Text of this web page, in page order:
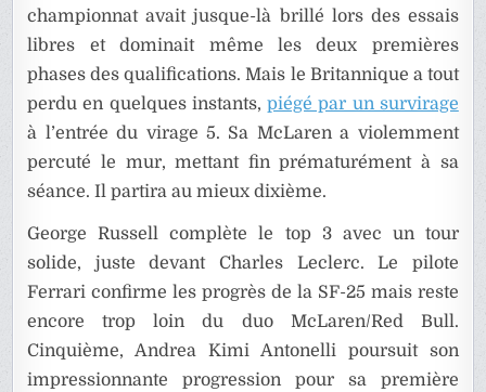
championnat avait jusque-là brillé lors des essais
libres et dominait même les deux premières
phases des qualifications. Mais le Britannique a tout
perdu en quelques instants,piégé par un survirage
à l’entrée du virage 5. Sa McLaren a violemment
percuté le mur, mettant fin prématurément à sa
séance. Il partira au mieux dixième.
George Russell complète le top 3 avec un tour
solide, juste devant Charles Leclerc. Le pilote
Ferrari confirme les progrès de la SF-25 mais reste
encore trop loin du duo McLaren/Red Bull.
Cinquième, Andrea Kimi Antonelli poursuit son
impressionnante progression pour sa première